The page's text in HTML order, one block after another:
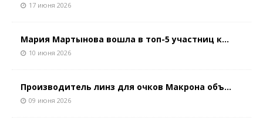
17 июня 2026
Мария Мартынова вошла в топ-5 участниц к...
10 июня 2026
Производитель линз для очков Макрона объ...
09 июня 2026